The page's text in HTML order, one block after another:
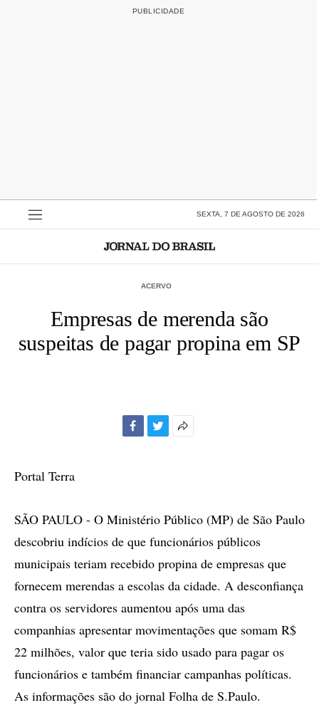
SEXTA, 7 DE AGOSTO DE 2026
ACERVO
Empresas de merenda são
suspeitas de pagar propina em SP
Portal Terra
SÃO PAULO - O Ministério Público (MP) de São Paulo
descobriu indícios de que funcionários públicos
municipais teriam recebido propina de empresas que
fornecem merendas a escolas da cidade. A desconfiança
contra os servidores aumentou após uma das
companhias apresentar movimentações que somam R$
22 milhões, valor que teria sido usado para pagar os
funcionários e também financiar campanhas políticas.
As informações são do jornal Folha de S.Paulo.